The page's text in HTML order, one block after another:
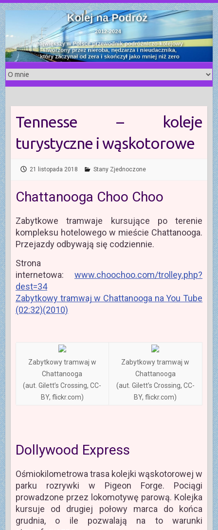
S
k
i
p
t
o
c
o
n
t
e
n
t
Tennesse – koleje
turystyczne i wąskotorowe
21 listopada 2018 Stany Zjednoczone
Chattanooga Choo Choo
Zabytkowe tramwaje kursujące po terenie
kompleksu hotelowego w mieście Chattanooga.
Przejazdy odbywają się codziennie.
Strona
internetowa:www.choochoo.com/trolley.php?
dest=34
Zabytkowy tramwaj w Chattanooga na You Tube
(02:32)(2010)
Zabytkowy tramwaj w
Chattanooga
(aut. Gilett’s Crossing, CC-
BY, flickr.com)
Zabytkowy tramwaj w
Chattanooga
(aut. Gilett’s Crossing, CC-
BY, flickr.com)
Dollywood Express
Ośmiokilometrowa trasa kolejki wąskotorowej w
parku rozrywki w Pigeon Forge. Pociągi
prowadzone przez lokomotywę parową. Kolejka
kursuje od drugiej połowy marca do końca
grudnia, o ile pozwalają na to warunki